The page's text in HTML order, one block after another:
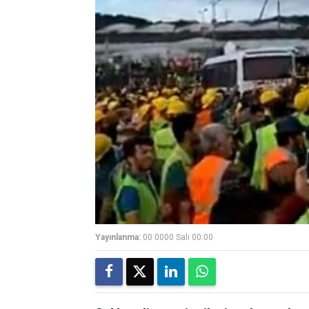
Yayınlanma: 00 0000 Salı 00:00